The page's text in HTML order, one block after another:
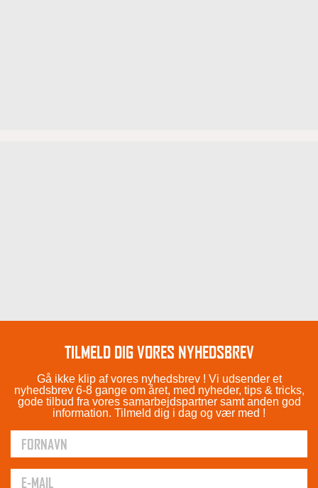
TILMELD DIG VORES NYHEDSBREV
Gå ikke klip af vores nyhedsbrev ! Vi udsender et
nyhedsbrev 6-8 gange om året, med nyheder, tips & tricks,
gode tilbud fra vores samarbejdspartner samt anden god
information. Tilmeld dig i dag og vær med !